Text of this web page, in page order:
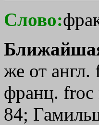
Слово:
же от англ.
франц. froc
84;